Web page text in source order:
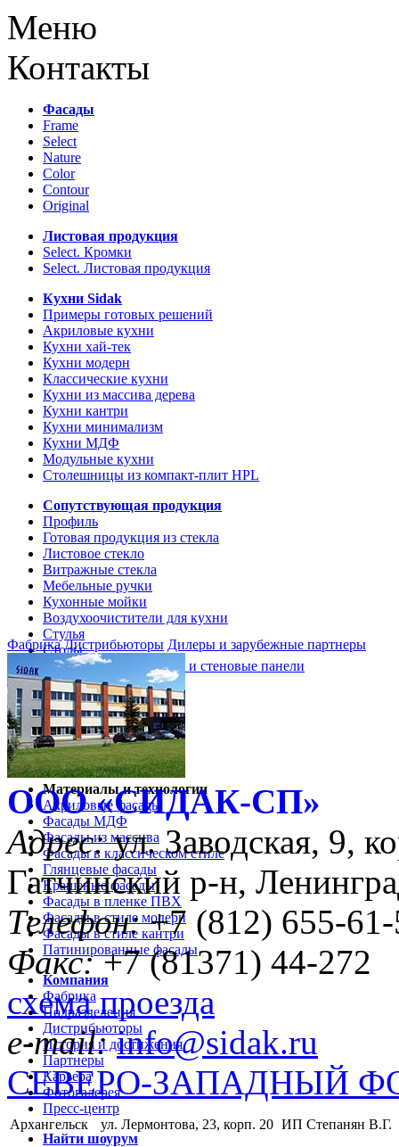
Меню
Контакты
Фасады
Frame
Select
Nature
Color
Contour
Original
Листовая продукция
Select. Кромки
Select. Листовая продукция
Кухни Sidak
Примеры готовых решений
Акриловые кухни
Кухни хай-тек
Кухни модерн
Классические кухни
Кухни из массива дерева
Кухни кантри
Кухни минимализм
Кухни МДФ
Модульные кухни
Столешницы из компакт-плит HPL
Сопутствующая продукция
Профиль
Готовая продукция из стекла
Листовое стекло
Витражные стекла
Мебельные ручки
Кухонные мойки
Воздухоочистители для кухни
Стулья
Столы
Кухонные столешницы и стеновые панели
Кухни и мебель
Кухни Softline Marine
Кухни Сидак-СП
Гид по декорам
Материалы и технологии
Акриловые фасады
Фасады МДФ
Фасады из массива
Фасады в классическом стиле
Глянцевые фасады
Крашеные фасады
Фасады в пленке ПВХ
Фасады в стиле модерн
Фасады в стиле кантри
Патинированные фасады
Компания
Фабрика
Подразделения
Дистрибьюторы
История и достижения
Партнеры
Карьера
Фотогалерея
Пресс-центр
Найти шоурум
Фабрика Дистрибьюторы Дилеры и зарубежные партнеры
ООО «CИДАК-СП»
Адрес:ул. Заводская, 9,
Гатчинский р-н,
Телефон:+7 (812) 655-
Факс:+7 (81371) 44-272
схема проезда
e-mail: info@sidak.ru
СЕВЕРО-ЗАПАДНЫЙ
Архангельск ул. Лермонтова, 23, корп. 20 ИП Степанян В.Г.